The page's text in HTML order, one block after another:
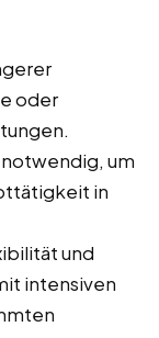
oder
um
in
und
intensiven